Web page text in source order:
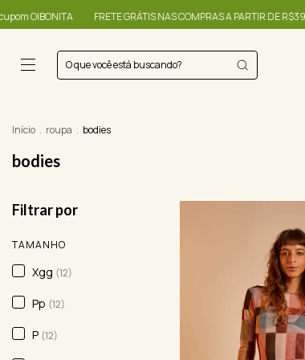
GRÁTIS NAS COMPRAS A PARTIR DE R$399 até 60% +
Início . roupa . bodies
bodies
Filtrar por
TAMANHO
Xgg (12)
Pp (12)
P (12)